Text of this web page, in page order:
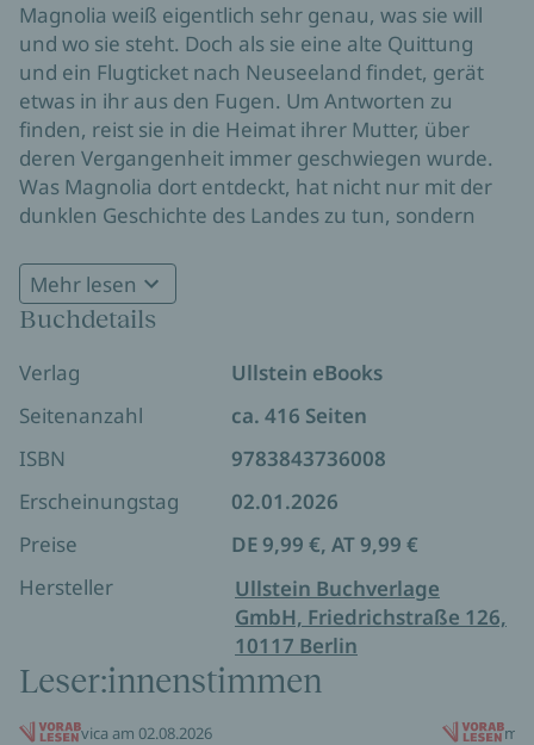
Magnolia weiß eigentlich sehr genau, was sie will
und wo sie steht. Doch als sie eine alte Quittung
und ein Flugticket nach Neuseeland findet, gerät
etwas in ihr aus den Fugen. Um Antworten zu
finden, reist sie in die Heimat ihrer Mutter, über
deren Vergangenheit immer geschwiegen wurde.
Was Magnolia dort entdeckt, hat nicht nur mit der
dunklen Geschichte des Landes zu tun, sondern
atemberaubenden Natur Neuseelands, der Liebe
und dem Einsatz für den Umweltschutz enthüllt
Magnolia das traurige Schicksal ihrer
Verwandtschaft. Kann sie die Vergangenheit heilen
und zugleich ihren eigenen Weg weitergehen?
Mehr lesen
Buchdetails
Verlag
Ullstein eBooks
Seitenanzahl
ca. 416 Seiten
ISBN
9783843736008
Erscheinungstag
02.01.2026
Preise
DE 9,99 €, AT 9,99 €
Hersteller
Ullstein Buchverlage
GmbH, Friedrichstraße 126,
10117 Berlin
Leser:innenstimmen
vica am 02.08.2026